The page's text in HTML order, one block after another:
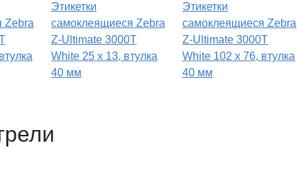
Zebra
Этикетки
самоклеящиеся Zebra
Z-Ultimate 3000T
White 25 x 13, втулка
40 мм
Этикетки
самоклеящиеся Zebra
Z-Ultimate 3000T
White 102 x 76, втулка
40 мм